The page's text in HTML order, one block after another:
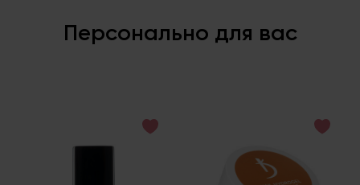
Персонально для вас